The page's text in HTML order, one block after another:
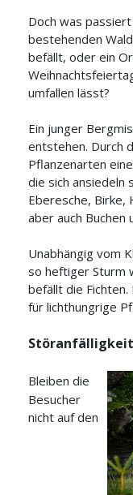
Doch was
bestehenden
befällt, oder ein
umfallen lässt?
Ein junger
entstehen. Durch
Pflanzenarten
die sich ansiedeln
Eberesche,
aber auch Buchen
Unabhängig vom
so heftiger Sturm
befällt die
für lichthungrige
Bleiben die
Besucher
nicht auf den